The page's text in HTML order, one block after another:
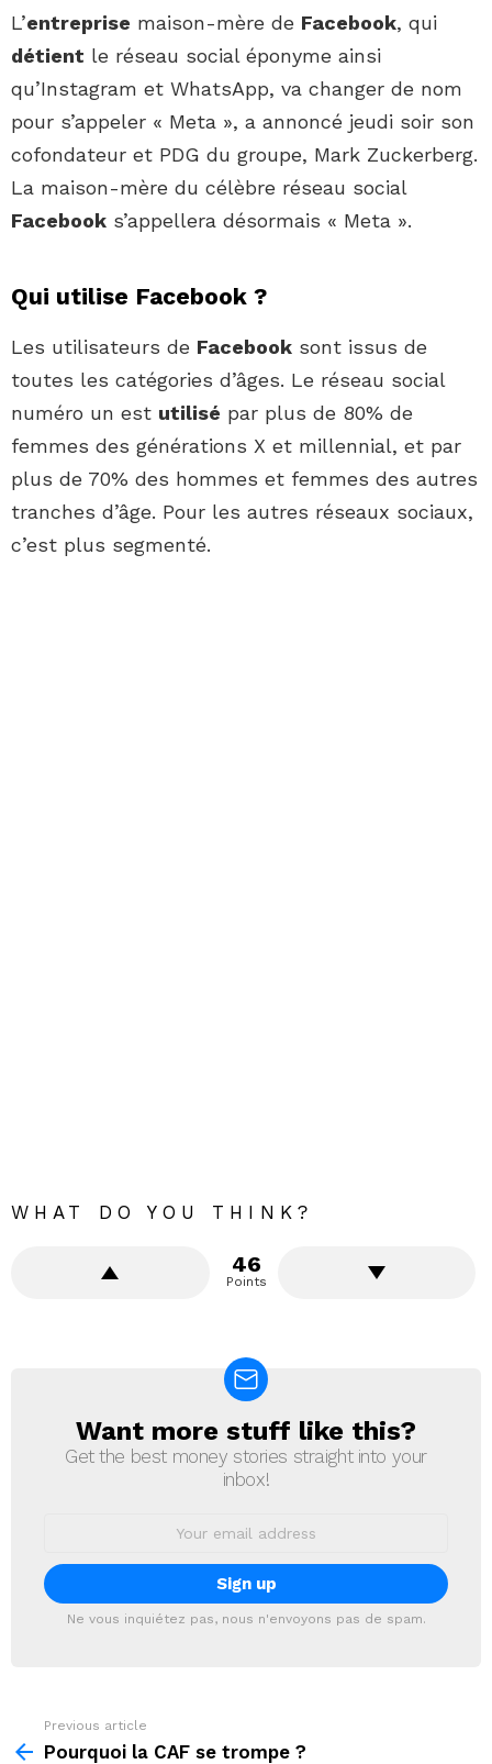
L’entreprise maison-mère de Facebook, qui
détient le réseau social éponyme ainsi
qu’Instagram et WhatsApp, va changer de nom
pour s’appeler « Meta », a annoncé jeudi soir son
cofondateur et PDG du groupe, Mark Zuckerberg.
La maison-mère du célèbre réseau social
Facebook s’appellera désormais « Meta ».
Qui utilise Facebook ?
Les utilisateurs de Facebook sont issus de
toutes les catégories d’âges. Le réseau social
numéro un est utilisé par plus de 80% de
femmes des générations X et millennial, et par
plus de 70% des hommes et femmes des autres
tranches d’âge. Pour les autres réseaux sociaux,
c’est plus segmenté.
WHAT DO YOU THINK?
46
Points
NEWSLETTER
Want more stuff like this?
Get the best money stories straight into your
inbox!
Ne vous inquiétez pas, nous n'envoyons pas de spam.
more
Previous article
Pourquoi la CAF se trompe ?